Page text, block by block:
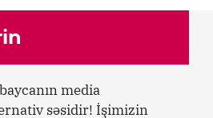
media
səsidir! İşimizin